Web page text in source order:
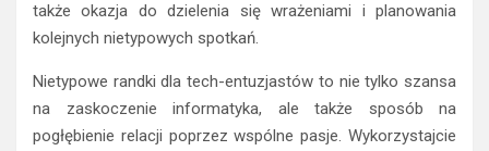
także okazja do dzielenia się wrażeniami i planowania
kolejnych nietypowych spotkań.
Nietypowe randki dla tech-entuzjastów to nie tylko szansa
na zaskoczenie informatyka, ale także sposób na
pogłębienie relacji poprzez wspólne pasje. Wykorzystajcie